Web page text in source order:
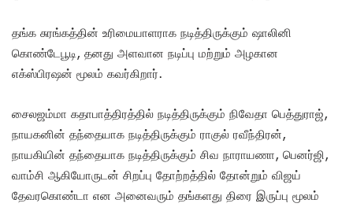
தங்க சுரங்கத்தின் உரிமையாளராக நடித்திருக்கும் ஷாலினி
கொண்டேபூடி, தனது அளவான நடிப்பு மற்றும் அழகான
எக்ஸ்பிரஷன் மூலம் கவர்கிறார்.
சைலஜம்மா கதாபாத்திரத்தில் நடித்திருக்கும் நிவேதா பெத்துராஜ்,
நாயகனின் தந்தையாக நடித்திருக்கும் ராகுல் ரவீந்திரன்,
நாயகியின் தந்தையாக நடித்திருக்கும் சிவ நாராயணா, பெனர்ஜி,
வாம்சி ஆகியோருடன் சிறப்பு தோற்றத்தில் தோன்றும் விஜய்
தேவரகொண்டா என அனைவரும் தங்களது திரை இருப்பு மூலம்